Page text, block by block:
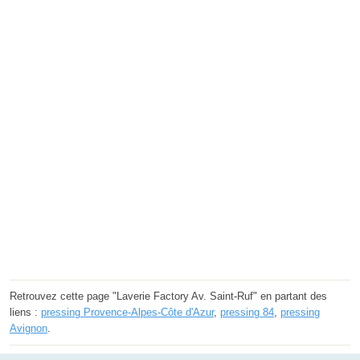
Retrouvez cette page "Laverie Factory Av. Saint-Ruf" en partant des
liens : pressing Provence-Alpes-Côte d'Azur, pressing 84, pressing
Avignon.